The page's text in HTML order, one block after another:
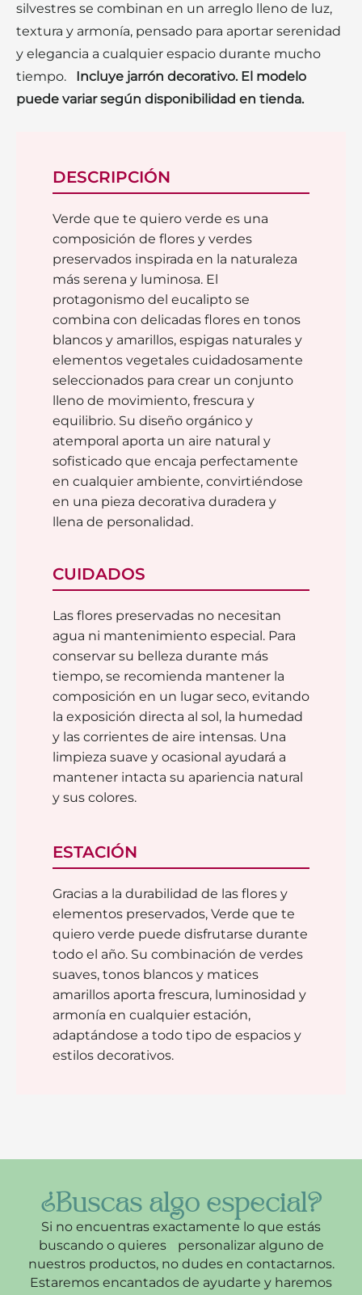
silvestres se combinan en un arreglo lleno de luz,
textura y armonía, pensado para aportar serenidad
y elegancia a cualquier espacio durante mucho
tiempo. Incluye jarrón decorativo. El modelo
puede variar según disponibilidad en tienda.
DESCRIPCIÓN
Verde que te quiero verde es una
composición de flores y verdes
preservados inspirada en la naturaleza
más serena y luminosa. El
protagonismo del eucalipto se
combina con delicadas flores en tonos
blancos y amarillos, espigas naturales y
elementos vegetales cuidadosamente
seleccionados para crear un conjunto
lleno de movimiento, frescura y
equilibrio. Su diseño orgánico y
atemporal aporta un aire natural y
sofisticado que encaja perfectamente
en cualquier ambiente, convirtiéndose
en una pieza decorativa duradera y
llena de personalidad.
CUIDADOS
Las flores preservadas no necesitan
agua ni mantenimiento especial. Para
conservar su belleza durante más
tiempo, se recomienda mantener la
composición en un lugar seco, evitando
la exposición directa al sol, la humedad
y las corrientes de aire intensas. Una
limpieza suave y ocasional ayudará a
mantener intacta su apariencia natural
y sus colores.
ESTACIÓN
Gracias a la durabilidad de las flores y
elementos preservados, Verde que te
quiero verde puede disfrutarse durante
todo el año. Su combinación de verdes
suaves, tonos blancos y matices
amarillos aporta frescura, luminosidad y
armonía en cualquier estación,
adaptándose a todo tipo de espacios y
estilos decorativos.
¿Buscas algo especial?
Si no encuentras exactamente lo que estás
buscando o quieres personalizar alguno de
nuestros productos, no dudes en contactarnos.
Estaremos encantados de ayudarte y haremos